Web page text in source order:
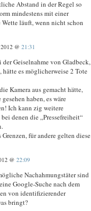
Abstand in der Regel so
mindestens mit einer
läuft, wenn nicht schon
@ 21:31
der Geiselnahme von Gladbeck,
es möglicherweise 2 Tote
Kamera aus gemacht hätte,
haben, es wäre
Ich kann zig weitere
denen die „Pressefreiheit“
für andere gelten diese
@ 22:09
Nachahmungstäter sind
Google-Suche nach dem
von identifizierender
bringt?